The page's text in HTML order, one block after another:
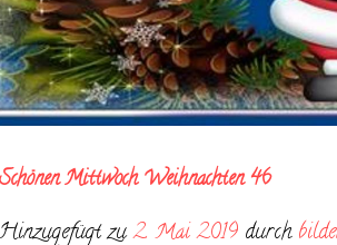
Schönen Mittwoch Weihnachten 46
Hinzugefügt zu2. Mai 2019 durch